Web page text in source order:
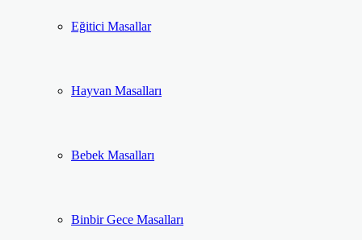
Eğitici Masallar
Hayvan Masalları
Bebek Masalları
Binbir Gece Masalları